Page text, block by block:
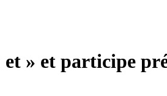
» et participe